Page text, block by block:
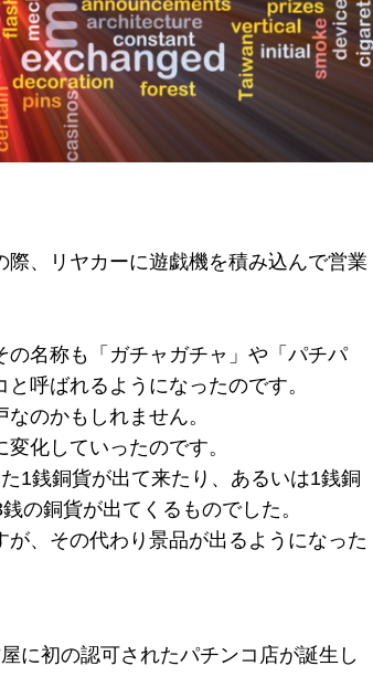
、リヤカーに遊戯機を積み込んで営業
名称も「ガチャガチャ」や「パチパ
呼ばれるようになったのです。
のかもしれません。
化していったのです。
1銭銅貨が出て来たり、あるいは1銭銅
の銅貨が出てくるものでした。
、その代わり景品が出るようになった
に初の認可されたパチンコ店が誕生し